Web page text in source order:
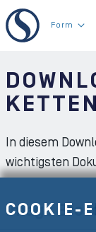
Zum Inhalt der Seite
Form
In diesem
wichtigsten
Image
COOKIE-